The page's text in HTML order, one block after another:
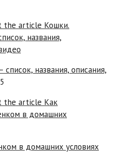
названия, описания,
в домашних условиях